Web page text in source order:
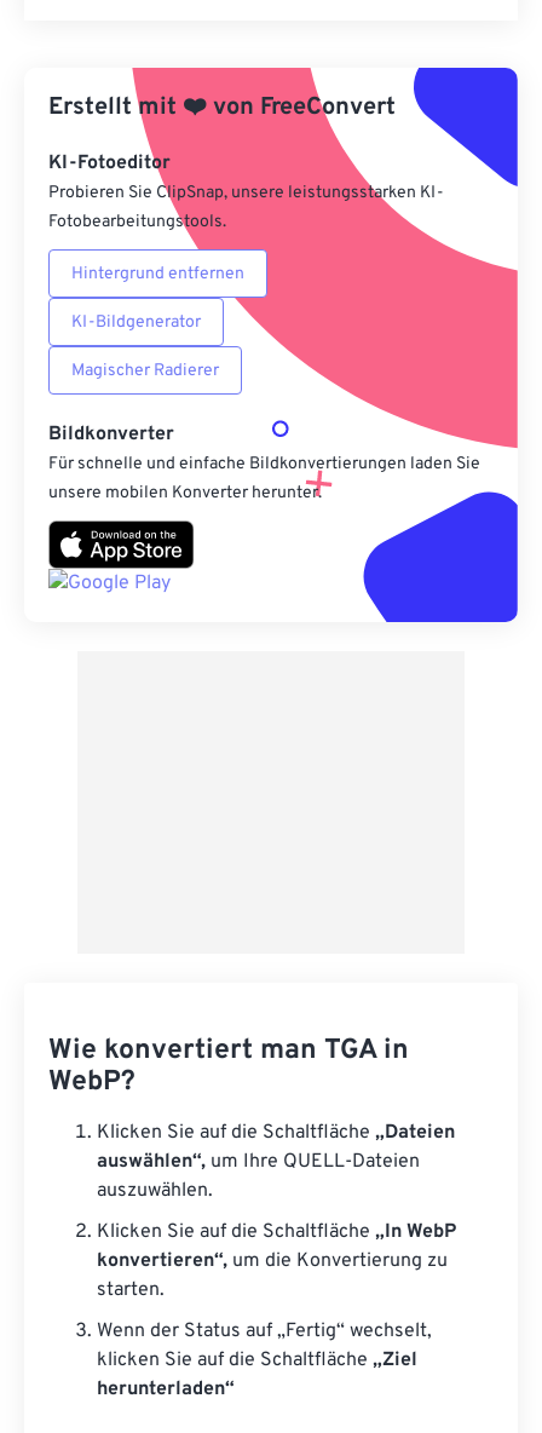
Aus Vorgabe anwenden
Als Vorgabe speichern
Erstellt mit ❤️von FreeConvert
KI-Fotoeditor
Probieren Sie ClipSnap, unsere leistungsstarken KI-
Fotobearbeitungstools.
Hintergrund entfernen
KI-Bildgenerator
Magischer Radierer
Bildkonverter
Für schnelle und einfache Bildkonvertierungen laden Sie
unsere mobilen Konverter herunter.
Wie konvertiert man TGA in
WebP?
Klicken Sie auf die Schaltfläche „Dateien
auswählen“, um Ihre QUELL-Dateien
auszuwählen.
Klicken Sie auf die Schaltfläche „In WebP
konvertieren“, um die Konvertierung zu
starten.
Wenn der Status auf „Fertig“ wechselt,
klicken Sie auf die Schaltfläche „Ziel
herunterladen“